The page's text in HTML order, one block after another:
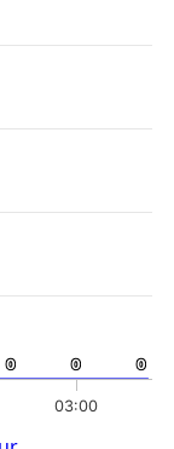
0
0 0
0 0
0
03:00